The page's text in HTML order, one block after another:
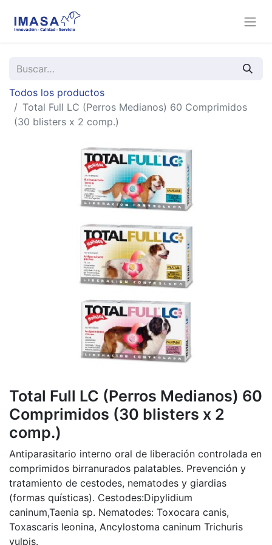
Todos los productos
Total Full LC (Perros Medianos) 60 Comprimidos
(30 blisters x 2 comp.)
Total Full LC (Perros Medianos) 60
Comprimidos (30 blisters x 2
comp.)
Antiparasitario interno oral de liberación controlada en
comprimidos birranurados palatables. Prevención y
tratamiento de cestodes, nematodes y giardias
(formas quísticas). Cestodes:Dipylidium
caninum,Taenia sp. Nematodes: Toxocara canis,
Toxascaris leonina, Ancylostoma caninum Trichuris
vulpis.